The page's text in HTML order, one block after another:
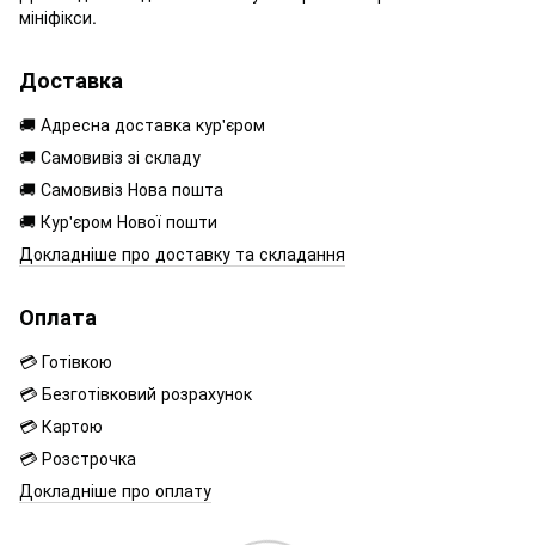
мініфікси.
Доставка
🚚 Адресна доставка кур'єром
🚚 Самовивіз зі складу
🚚 Самовивіз Нова пошта
🚚 Кур'єром Нової пошти
Докладніше про доставку та складання
Оплата
💳 Готівкою
💳 Безготівковий розрахунок
💳 Картою
💳 Розстрочка
Докладніше про оплату